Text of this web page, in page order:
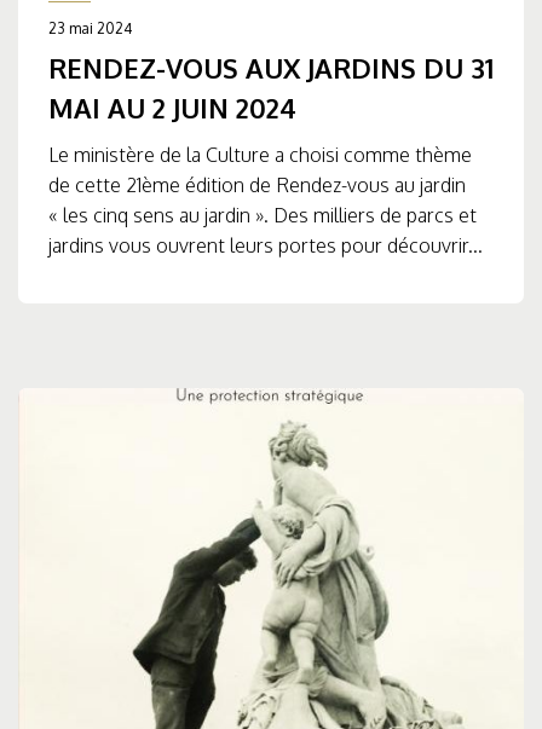
23 mai 2024
RENDEZ-VOUS AUX JARDINS DU 31
MAI AU 2 JUIN 2024
Le ministère de la Culture a choisi comme thème
de cette 21ème édition de Rendez-vous au jardin
« les cinq sens au jardin ». Des milliers de parcs et
jardins vous ouvrent leurs portes pour découvrir...